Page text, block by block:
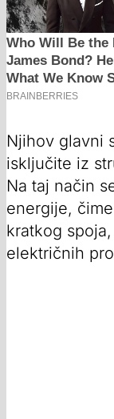
Njihov glavni
isključite iz
Na taj način
energije,
kratkog
električnih